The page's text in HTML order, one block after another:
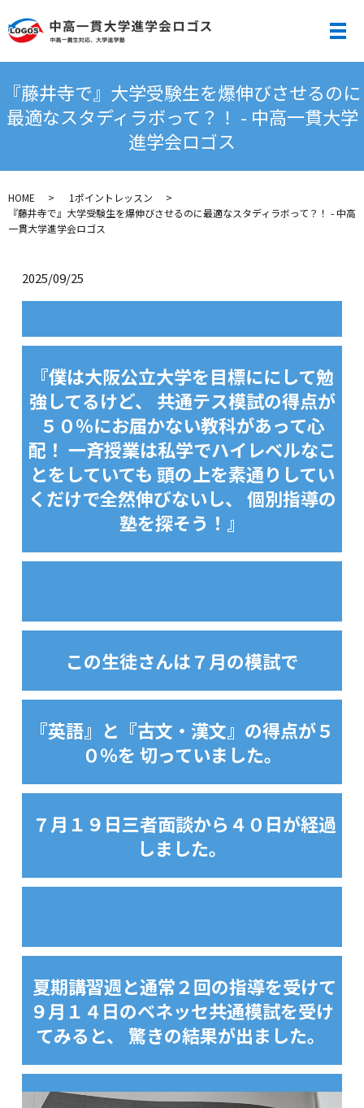
メ
『藤井寺で』大学受験生を爆伸びさせるのに
最適なスタディラボって？！ - 中高一貫大学
進学会ロゴス
HOME
1ポイントレッスン
『藤井寺で』大学受験生を爆伸びさせるのに最適なスタディラボって？！ - 中高
一貫大学進学会ロゴス
2025/09/25
『僕は大阪公立大学を目標ににして勉
強してるけど、 共通テス模試の得点が
５０％にお届かない教科があって心
配！ 一斉授業は私学でハイレベルなこ
とをしていても 頭の上を素通りしてい
くだけで全然伸びないし、 個別指導の
塾を探そう！』
この生徒さんは７月の模試で
『英語』と『古文・漢文』の得点が５
０％を 切っていました。
７月１９日三者面談から４０日が経過
しました。
夏期講習週と通常２回の指導を受けて
９月１４日のベネッセ共通模試を受け
てみると、 驚きの結果が出ました。